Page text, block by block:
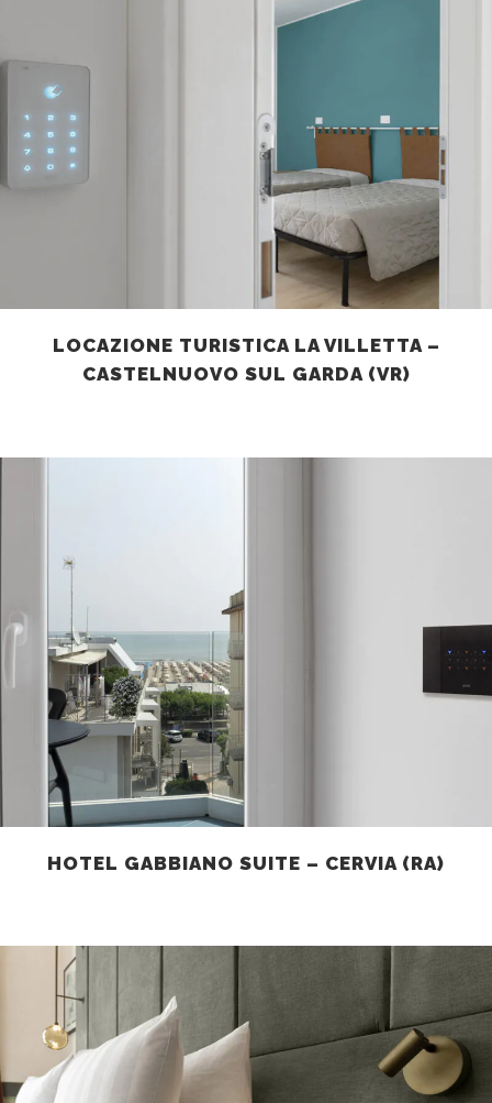
LOCAZIONE TURISTICA LA VILLETTA –
CASTELNUOVO SUL GARDA (VR)
HOTEL GABBIANO SUITE – CERVIA (RA)